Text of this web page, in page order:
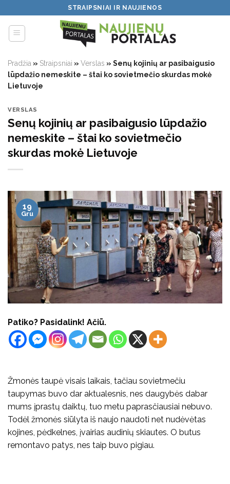
to
content
STRAIPSNIAI IR NAUJIENOS
Pradžia » Straipsniai » Verslas » Senų kojinių ar pasibaigusio
lūpdažio nemeskite – štai ko sovietmečio skurdas mokė
Lietuvoje
VERSLAS
Senų kojinių ar pasibaigusio lūpdažio
nemeskite – štai ko sovietmečio
skurdas mokė Lietuvoje
19
Gru
Patiko? Pasidalink! Ačiū.
Žmonės taupė visais laikais, tačiau sovietmečiu
taupymas buvo dar aktualesnis, nes daugybės dabar
mums įprastų daiktų, tuo metu paprasčiausiai nebuvo.
Todėl žmonės siūlyta iš naujo naudoti net nudėvėtas
kojines, pėdkelnes, įvairias audinių skiautes. O butus
remontavo patys, nes taip buvo pigiau.